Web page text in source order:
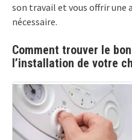
son travail et vous offrir une
nécessaire.
Comment trouver le
l’installation de votre